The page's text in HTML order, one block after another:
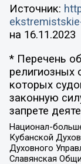
Источник:
на 16.11.2023
* Перечень
религиозных
которых
законную
запрете
Национал-
Кубанской
Духовного
Славянская